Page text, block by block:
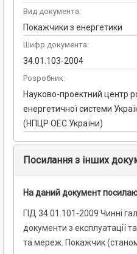
Вид документа:
Покажчики з енергетики
Шифр документа:
34.01.103-2004
Розробник:
Науково-проектний центр
енергетичної системи
(НПЦР ОЕС України)
Посилання з інших
На даний документ
ГІД 34.01.101-2009 Чинні
документи з експлуатації
та мереж. Покажчик